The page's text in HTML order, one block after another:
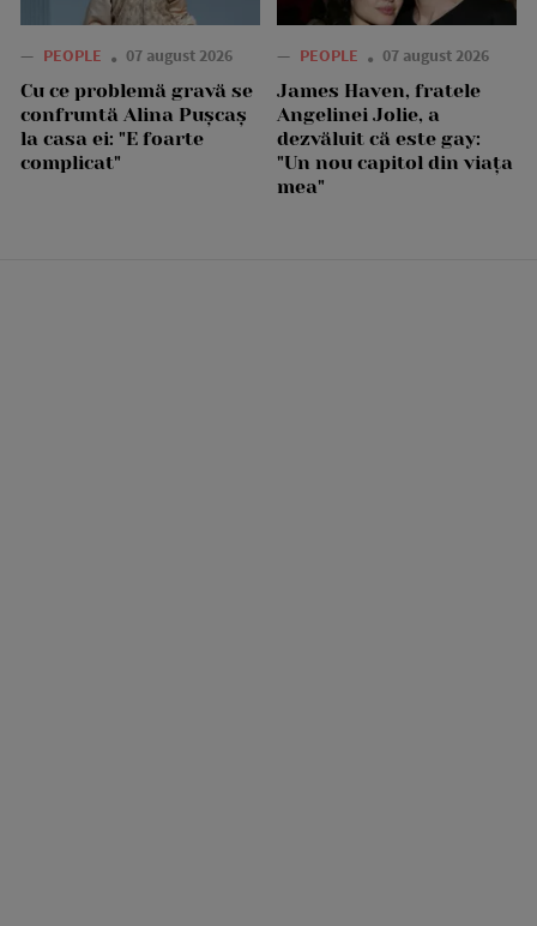
— PEOPLE 07 august 2026
Cu ce problemă gravă se
confruntă Alina Pușcaș
la casa ei: "E foarte
complicat"
— PEOPLE 07 august 2026
James Haven, fratele
Angelinei Jolie, a
dezvăluit că este gay:
"Un nou capitol din viața
mea"